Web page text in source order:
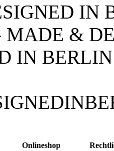
IN
MADE &
IN
Onlineshop